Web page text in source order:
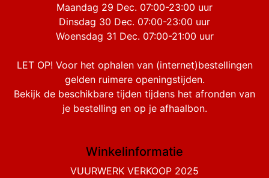
Maandag 29 Dec. 07:00-23:00 uur
Dinsdag 30 Dec. 07:00-23:00 uur
Woensdag 31 Dec. 07:00-21:00 uur
LET OP! Voor het ophalen van (internet)bestellingen
gelden ruimere openingstijden.
Bekijk de beschikbare tijden tijdens het afronden van
je bestelling en op je afhaalbon.
Winkelinformatie
VUURWERK VERKOOP 2025